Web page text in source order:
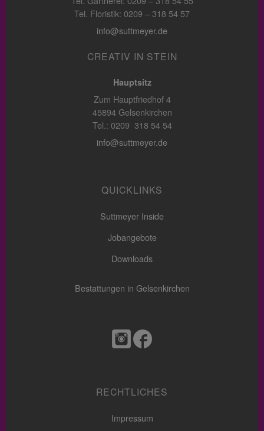
Tel. Floristik: 0209 – 318 54 57
info@suttmeyer.de
CREATIV IN STEIN
Hauptsitz
Zum Hauptfriedhof 4
45894 Gelsenkirchen
Tel.: 0209 318 54 54
info@suttmeyer.de
QUICKLINKS
Suttmeyer Inside
Jobangebote
Downloads
Bestattungen in Gelsenkirchen
RECHTLICHES
Impressum